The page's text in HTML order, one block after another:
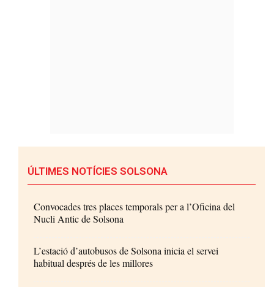
ÚLTIMES NOTÍCIES SOLSONA
Convocades tres places temporals per a l’Oficina del
Nucli Antic de Solsona
L’estació d’autobusos de Solsona inicia el servei
habitual després de les millores